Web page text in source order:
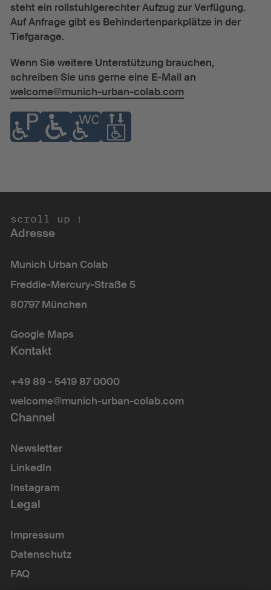
steht ein rollstuhlgerechter Aufzug zur Verfügung.
Auf Anfrage gibt es Behindertenparkplätze in der
Tiefgarage.
Wenn Sie weitere Unterstützung brauchen,
schreiben Sie uns gerne eine E-Mail an
welcome@munich-urban-colab.com
croll up ↑ s
Adresse
Munich Urban Colab
Freddie-Mercury-Straße 5
80797 München
Google Maps
Kontakt
+49 89 - 5419 87 0000
welcome@munich-urban-colab.com
Channel
Newsletter
LinkedIn
Instagram
Legal
Impressum
Datenschutz
FAQ